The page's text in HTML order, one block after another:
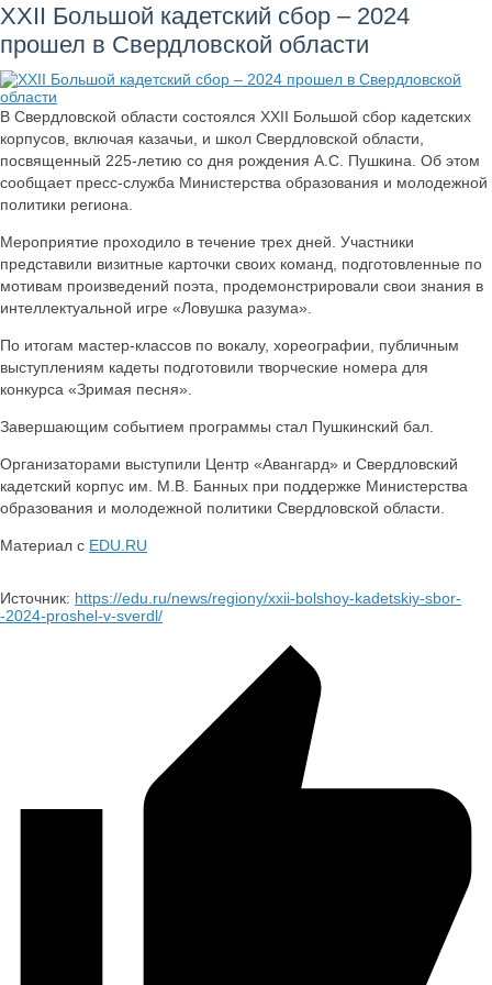
XXII Большой кадетский сбор – 2024
прошел в Свердловской области
В Свердловской области состоялся XXII Большой сбор кадетских
корпусов, включая казачьи, и школ Свердловской области,
посвященный 225-летию со дня рождения А.С. Пушкина. Об этом
сообщает пресс-служба Министерства образования и молодежной
политики региона.
Мероприятие проходило в течение трех дней. Участники
представили визитные карточки своих команд, подготовленные по
мотивам произведений поэта, продемонстрировали свои знания в
интеллектуальной игре «Ловушка разума».
По итогам мастер-классов по вокалу, хореографии, публичным
выступлениям кадеты подготовили творческие номера для
конкурса «Зримая песня».
Завершающим событием программы стал Пушкинский бал.
Организаторами выступили Центр «Авангард» и Свердловский
кадетский корпус им. М.В. Банных при поддержке Министерства
образования и молодежной политики Свердловской области.
Материал с EDU.RU
Источник: https://edu.ru/news/regiony/xxii-bolshoy-kadetskiy-sbor-
-2024-proshel-v-sverdl/